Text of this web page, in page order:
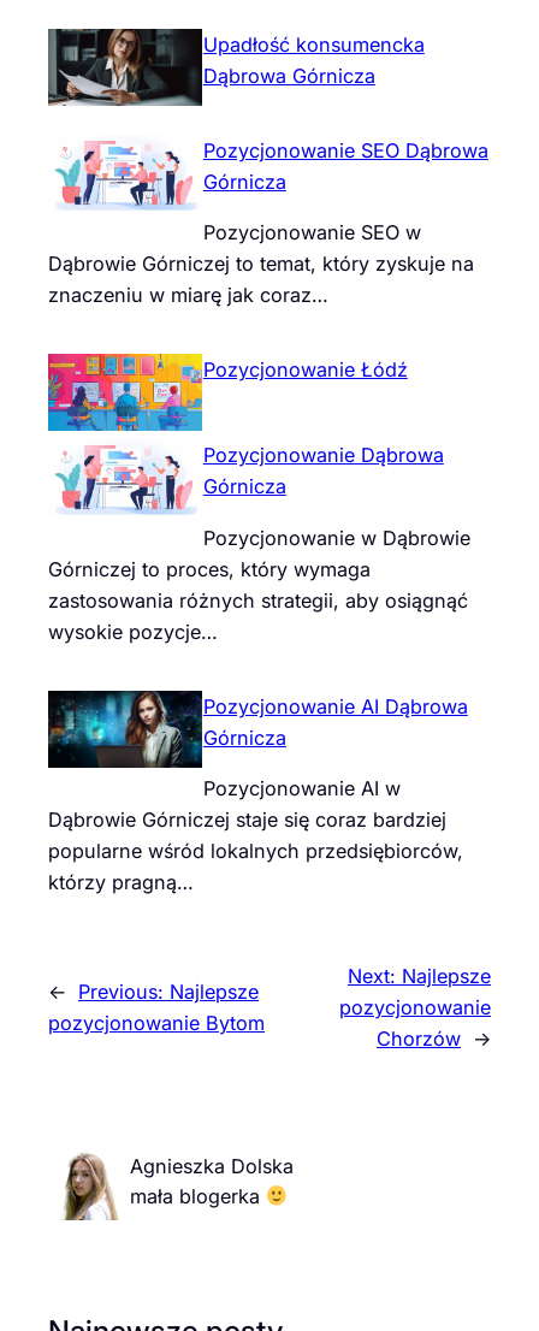
Upadłość konsumencka
Dąbrowa Górnicza
Pozycjonowanie SEO Dąbrowa
Górnicza
Pozycjonowanie SEO w
Dąbrowie Górniczej to temat, który zyskuje na
znaczeniu w miarę jak coraz…
Pozycjonowanie Łódź
Pozycjonowanie Dąbrowa
Górnicza
Pozycjonowanie w Dąbrowie
Górniczej to proces, który wymaga
zastosowania różnych strategii, aby osiągnąć
wysokie pozycje…
Pozycjonowanie AI Dąbrowa
Górnicza
Pozycjonowanie AI w
Dąbrowie Górniczej staje się coraz bardziej
popularne wśród lokalnych przedsiębiorców,
którzy pragną…
← Previous: Najlepsze
pozycjonowanie Bytom
Next: Najlepsze
pozycjonowanie
Chorzów →
Agnieszka Dolska
mała blogerka